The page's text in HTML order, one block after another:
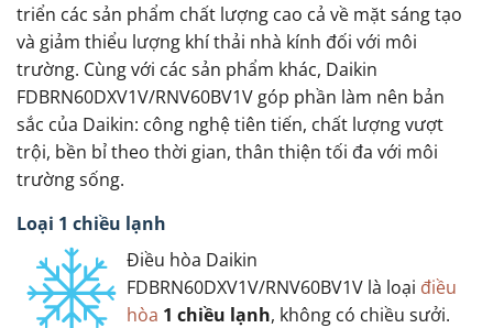
triển các sản phẩm chất lượng cao cả về mặt sáng tạo
và giảm thiểu lượng khí thải nhà kính đối với môi
trường. Cùng với các sản phẩm khác, Daikin
FDBRN60DXV1V/RNV60BV1V góp phần làm nên bản
sắc của Daikin: công nghệ tiên tiến, chất lượng vượt
trội, bền bỉ theo thời gian, thân thiện tối đa với môi
trường sống.
Loại 1 chiều lạnh
Điều hòa Daikin
FDBRN60DXV1V/RNV60BV1V là loại điều
hòa 1 chiều lạnh, không có chiều sưởi.